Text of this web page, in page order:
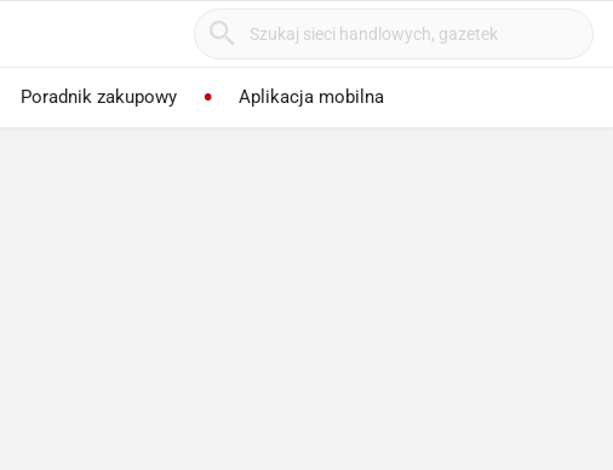
Poradnik zakupowy Aplikacja mobilna